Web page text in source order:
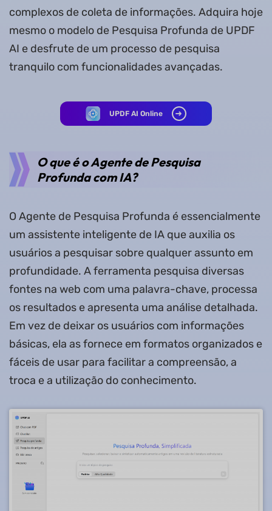
complexos de coleta de informações. Adquira hoje
mesmo o modelo de Pesquisa Profunda de UPDF
AI e desfrute de um processo de pesquisa
tranquilo com funcionalidades avançadas.
UPDF AI Online
O que é o Agente de Pesquisa
Profunda com IA?
O Agente de Pesquisa Profunda é essencialmente
um assistente inteligente de IA que auxilia os
usuários a pesquisar sobre qualquer assunto em
profundidade. A ferramenta pesquisa diversas
fontes na web com uma palavra-chave, processa
os resultados e apresenta uma análise detalhada.
Em vez de deixar os usuários com informações
básicas, ela as fornece em formatos organizados e
fáceis de usar para facilitar a compreensão, a
troca e a utilização do conhecimento.